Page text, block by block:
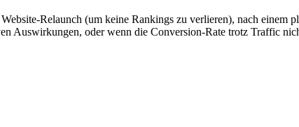
Relaunch (um keine Rankings zu verlieren), nach einem
Auswirkungen, oder wenn die Conversion-Rate trotz Traffic